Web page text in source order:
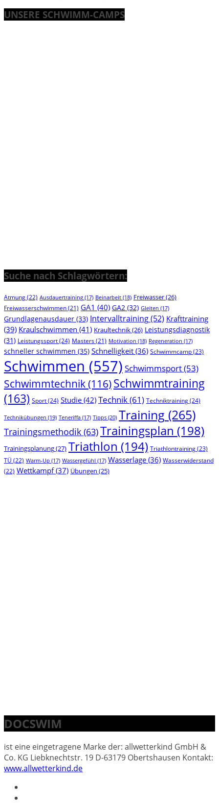
UNSERE SCHWIMM-CAMPS
Suche nach Schlagwörtern:
Atmung(22) Ausdauertraining (17) Beinarbeit (18) Freiwasser(26)
Freiwasserschwimmen (21) GA1 (40) GA2 (32) Gleiten (17)
Grundlagenausdauer (33) Intervalltraining(52) Krafttraining
(39) Kraulschwimmen (41) Kraultechnik(26) Leistungsdiagnostik
(31) Leistungssport(24) Masters (21) Motivation (18) Regeneration (17)
schneller schwimmen (35) Schnelligkeit (36) Schwimmcamp(23)
Schwimmen (557) Schwimmsport(53)
Schwimmtechnik(116)Schwimmtraining
(163) Sport(24) Studie (42) Technik(61) Techniktraining(24)
Technikübungen (19) Teneriffa (17) Tipps (20) Training (265)
Trainingsmethodik (63)Trainingsplan (198)
Trainingsplanung(27) Triathlon (194) Triathlontraining(23)
TÜ (22) Warm-Up (17) Wassergefühl (17) Wasserlage (36) Wasserwiderstand
(22) Wettkampf(37) Übungen (25)
DOCSWIM
ist eine eingetragene Marke der: allwetterkind GmbH &
Co. KG Liebknechtstr. 19 D-63179 Obertshausen Kontakt:
www.allwetterkind.de